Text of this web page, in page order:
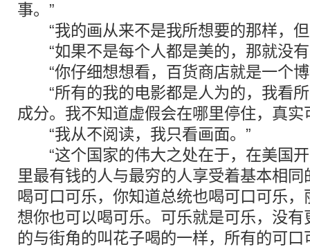
事。”
“我的画从来不是我所想要的那样，但
“如果不是每个人都是美的，那就没有
“你仔细想想看，百货商店就是一个博
“所有的我的电影都是人为的，我看所
成分。我不知道虚假会在哪里停住，真实
“我从不阅读，我只看画面。”
“这个国家的伟大之处在于，在美国开
里最有钱的人与最穷的人享受着基本相
喝可口可乐，你知道总统也喝可口可乐，
想你也可以喝可乐。可乐就是可乐，没
的与街角的叫花子喝的一样，所有的可口